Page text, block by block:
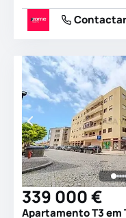
Contactar
339 000 €